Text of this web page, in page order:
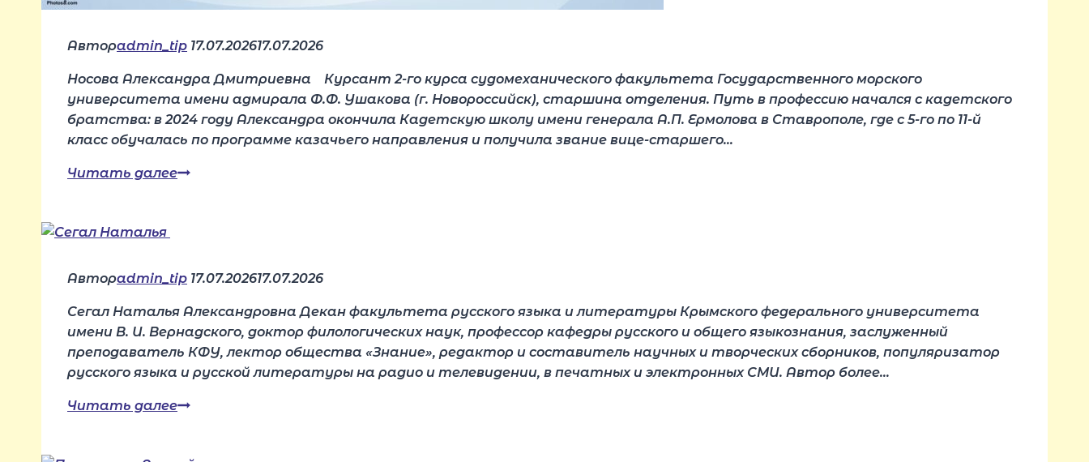
Авторadmin_tip 17.07.202617.07.2026
Носова Александра Дмитриевна Курсант 2-го курса судомеханического факультета Государственного морского
университета имени адмирала Ф.Ф. Ушакова (г. Новороссийск), старшина отделения. Путь в профессию начался с кадетского
братства: в 2024 году Александра окончила Кадетскую школу имени генерала А.П. Ермолова в Ставрополе, где с 5-го по 11-й
класс обучалась по программе казачьего направления и получила звание вице-старшего…
Читать далееНосова
Авторadmin_tip 17.07.202617.07.2026
Сегал Наталья Александровна Декан факультета русского языка и литературы Крымского федерального университета
имени В. И. Вернадского, доктор филологических наук, профессор кафедры русского и общего языкознания, заслуженный
преподаватель КФУ, лектор общества «Знание», редактор и составитель научных и творческих сборников, популяризатор
русского языка и русской литературы на радио и телевидении, в печатных и электронных СМИ. Автор более…
Читать далееСегал